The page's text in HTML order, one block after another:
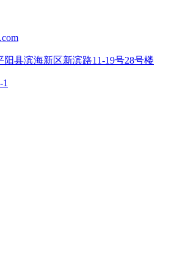
县滨海新区新滨路11-19号28号楼
1